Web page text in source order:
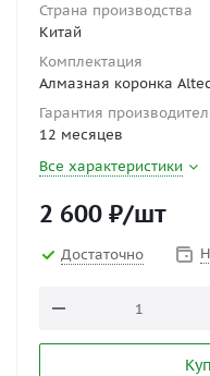
Страна производства
Китай
Комплектация
Алмазная коронка
Гарантия
12 месяцев
Все характеристики
2 600 ₽/шт
Достаточно